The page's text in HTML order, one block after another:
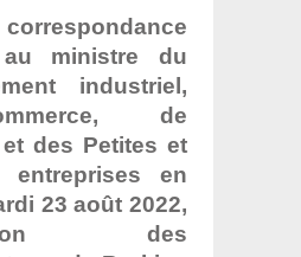
au ministre du
industriel,
de
et des Petites et
entreprises en
23 août 2022,
des